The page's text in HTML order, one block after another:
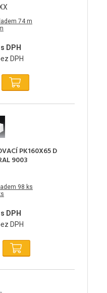
74 m
DPH
DPH
PK160X65 D
9003
98 ks
DPH
DPH